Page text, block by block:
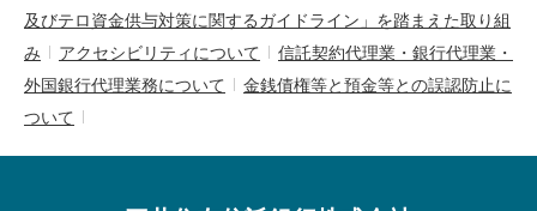
及びテロ資金供与対策に関するガイドライン」を踏まえた取り組
み
アクセシビリティについて
信託契約代理業・銀行代理業・
外国銀行代理業務について
金銭債権等と預金等との誤認防止に
ついて